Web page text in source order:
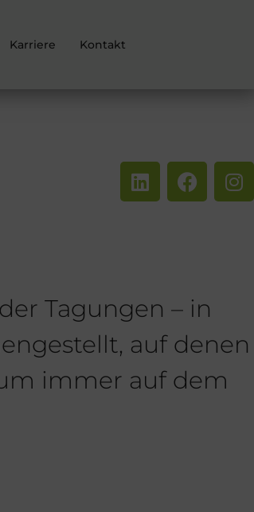
Karriere Kontakt
Tagungen – in
auf denen
immer auf dem